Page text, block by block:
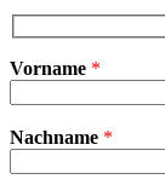
Vorname *
lasse
Nachname *